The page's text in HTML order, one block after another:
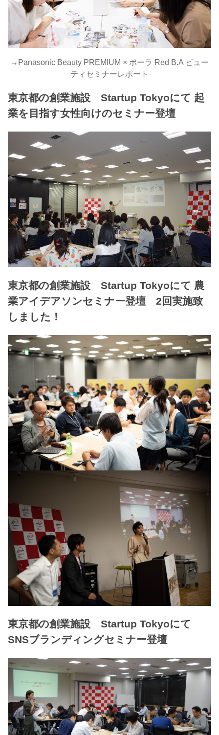
→ Panasonic Beauty PREMIUM × ポーラ Red B.A ビュー
ティセミナーレポート
東京都の創業施設 Startup Tokyoにて 起
業を目指す女性向けのセミナー登壇
東京都の創業施設 Startup Tokyoにて 農
業アイデアソンセミナー登壇 2回実施致
しました！
東京都の創業施設 Startup Tokyoにて
SNSブランディングセミナー登壇